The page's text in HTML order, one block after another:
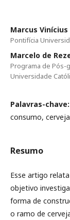
Marcus
Pontifícia
Marcelo de
Programa de Pós-
Universidade
Palavras-chave:
consumo,
Resumo
Esse artigo
objetivo
forma de
o ramo de